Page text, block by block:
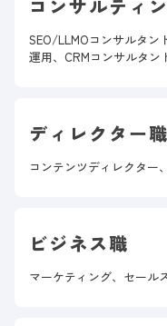
コンサルティ
SEO/LLMOコンサルタン
運用、CRMコンサルタン
ディレクター職
コンテンツディレクター
ビジネス職
マーケティング、セール